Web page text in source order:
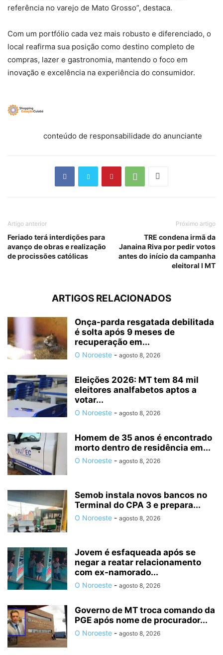
referência no varejo de Mato Grosso”, destaca.
Com um portfólio cada vez mais robusto e diferenciado, o
local reafirma sua posição como destino completo de
compras, lazer e gastronomia, mantendo o foco em
inovação e excelência na experiência do consumidor.
conteúdo de responsabilidade do anunciante
Artigo anterior
Feriado terá interdições para
avanço de obras e realização
de procissões católicas
Próximo artigo
TRE condena irmã da
Janaina Riva por pedir votos
antes do início da campanha
eleitoral I MT
ARTIGOS RELACIONADOS
Onça-parda resgatada debilitada
é solta após 9 meses de
recuperação em...
O Noroeste - agosto 8, 2026
Eleições 2026: MT tem 84 mil
eleitores analfabetos aptos a
votar...
O Noroeste - agosto 8, 2026
Homem de 35 anos é encontrado
morto dentro de residência em...
O Noroeste - agosto 8, 2026
Semob instala novos bancos no
Terminal do CPA 3 e prepara...
O Noroeste - agosto 8, 2026
Jovem é esfaqueada após se
negar a reatar relacionamento
com ex-namorado...
O Noroeste - agosto 8, 2026
Governo de MT troca comando da
PGE após nome de procurador...
O Noroeste - agosto 8, 2026